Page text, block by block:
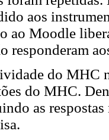
aos
ao Moodle
responderam
do
do MHC.
as